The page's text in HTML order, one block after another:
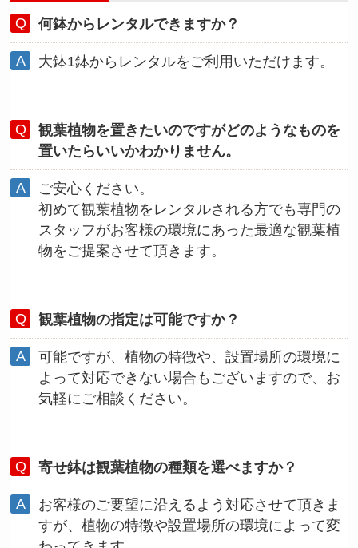
何鉢からレンタルできますか？
大鉢1鉢からレンタルをご利用いただけます。
観葉植物を置きたいのですがどのようなものを
置いたらいいかわかりません。
ご安心ください。
初めて観葉植物をレンタルされる方でも専門の
スタッフがお客様の環境にあった最適な観葉植
物をご提案させて頂きます。
観葉植物の指定は可能ですか？
可能ですが、植物の特徴や、設置場所の環境に
よって対応できない場合もございますので、お
気軽にご相談ください。
寄せ鉢は観葉植物の種類を選べますか？
お客様のご要望に沿えるよう対応させて頂きま
すが、植物の特徴や設置場所の環境によって変